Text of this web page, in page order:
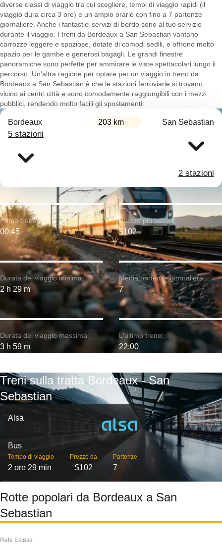
diverse classi di viaggio tra cui scegliere, tempi di viaggio rapidi (il
viaggio dura circa 3 ore) e un ampio orario con fino a 7 partenze
giornaliere. Anche i fantastici servizi di bordo sono al tuo servizio
durante il viaggio. I treni da Bordeaux a San Sebastian vantano
carrozze leggere e spaziose, dotate di comodi sedili, e offrono molto
spazio per le gambe e generosi bagagli. Le grandi finestre
panoramiche sono perfette per ammirare le viste spettacolari lungo il
percorso. Un'altra ragione per optare per un viaggio in treno da
Bordeaux a San Sebastian è che le stazioni ferroviarie si trovano
vicino ai centri città e sono comodamente raggiungibili con i mezzi
pubblici, rendendo molto facili gli spostamenti.
Bordeaux 203 km San Sebastian
5 stazioni
2 stazioni
Durata del viaggio minima:
2 h 29 m
Primo treno:
00:45
Durata del viaggio massima:
3 h 59 m
Prezzo più basso:
$102
Media partenze giornaliere:
7
L'ultimo treno:
22:00
Treni sulla tratta Bordeaux - San
Sebastian
Alsa
Bus
Tempo di viaggio
2 ore 29 min
Prezzo da
$102
Partenze
7
Rotte popolari da Bordeaux a San
Sebastian
Rete Estesa